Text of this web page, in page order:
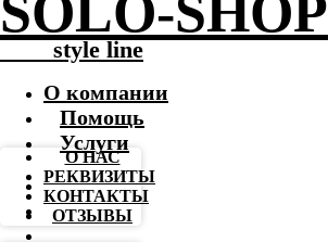
SOLO-SHOP
-------style line
О компании
Помощь
Услуги
О НАС
РЕКВИЗИТЫ
КОНТАКТЫ
ОТЗЫВЫ